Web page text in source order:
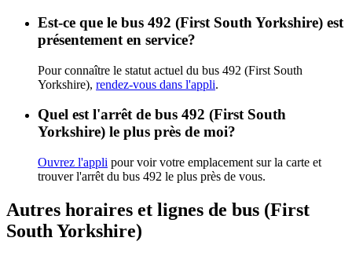
Est-ce que le bus 492 (First South Yorkshire) est
présentement en service?
Pour connaître le statut actuel du bus 492 (First South
Yorkshire), rendez-vous dans l'appli.
Quel est l'arrêt de bus 492 (First South
Yorkshire) le plus près de moi?
Ouvrez l'appli pour voir votre emplacement sur la carte et
trouver l'arrêt du bus 492 le plus près de vous.
Autres horaires et lignes de bus (First
South Yorkshire)